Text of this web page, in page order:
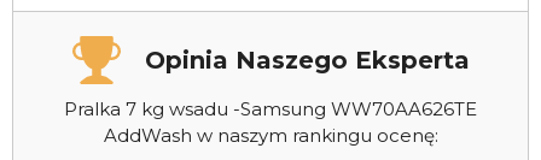
Opinia Naszego Eksperta
Pralka 7 kg wsadu -Samsung WW70AA626TE
AddWash w naszym rankingu ocenę: